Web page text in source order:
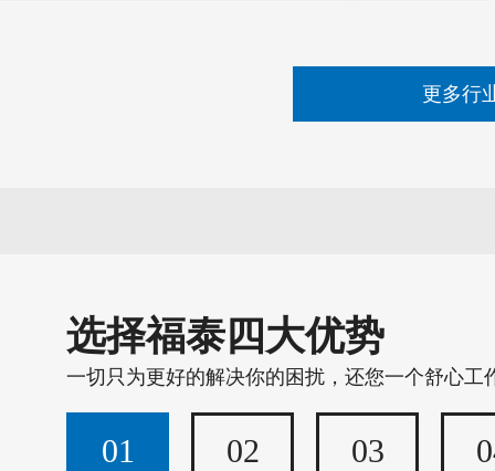
更多行
选择福泰四大优势
一切只为更好的解决你的困扰，还您一个舒心工
01 02 03